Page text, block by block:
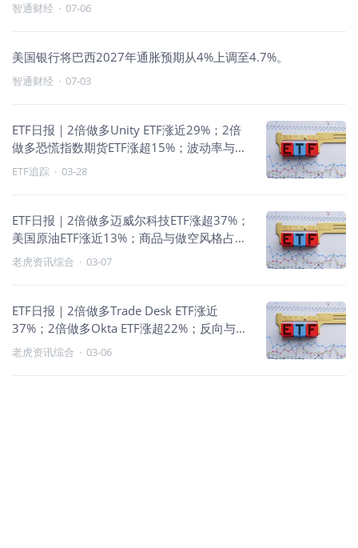
智通财经 · 07-06
美国银行将巴西2027年通胀预期从4%上调至4.7%。
智通财经 · 07-03
ETF日报｜2倍做多Unity ETF涨近29%；2倍
做多恐慌指数期货ETF涨超15%；波动率与贵
金属走强
ETF追踪 · 03-28
ETF日报｜2倍做多迈威尔科技ETF涨超37%；
美国原油ETF涨近13%；商品与做空风格占
优，避险情绪升温
老虎资讯综合 · 03-07
ETF日报｜2倍做多Trade Desk ETF涨近
37%；2倍做多Okta ETF涨超22%；反向与能
源相关品种活跃
老虎资讯综合 · 03-06